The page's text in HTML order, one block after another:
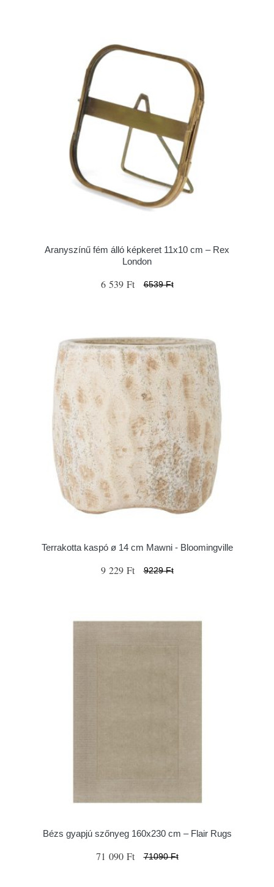
Aranyszínű fém álló képkeret 11x10 cm – Rex
London
6 539 Ft 6539 Ft
Terrakotta kaspó ø 14 cm Mawni - Bloomingville
9 229 Ft 9229 Ft
Bézs gyapjú szőnyeg 160x230 cm – Flair Rugs
71 090 Ft 71090 Ft